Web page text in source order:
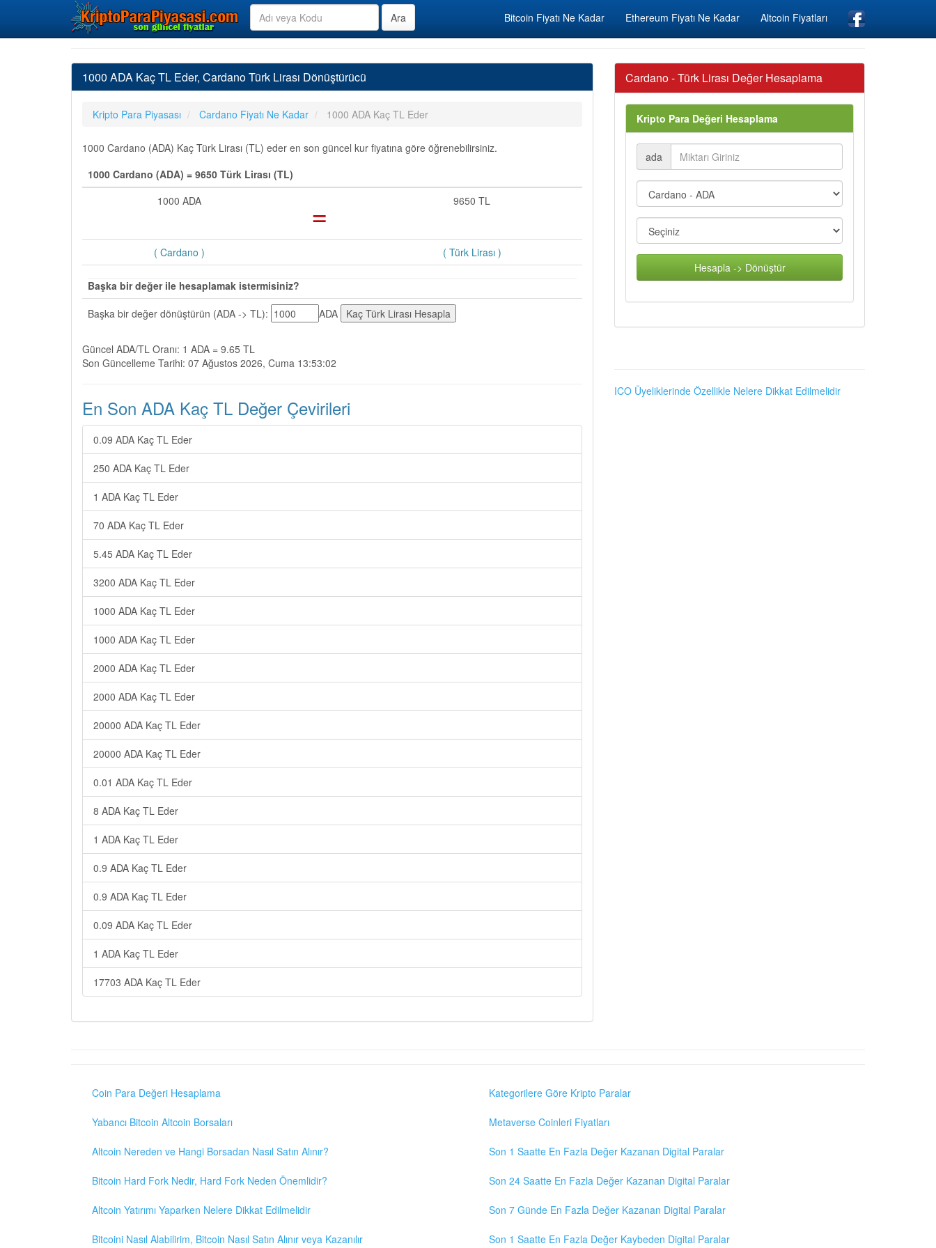
Bitcoin Fiyatı Ne Kadar Ethereum Fiyatı Ne Kadar Altcoin Fiyatları
1000 ADA Kaç TL Eder, Cardano Türk Lirası Dönüştürücü
Kripto Para Piyasası Cardano Fiyatı Ne Kadar 1000 ADA Kaç TL Eder
1000 Cardano (ADA) Kaç Türk Lirası (TL) eder en son güncel kur fiyatına göre öğrenebilirsiniz.
1000 Cardano (ADA) = 9650 Türk Lirası (TL)
1000 ADA
= 9650 TL
( Cardano ) ( Türk Lirası )
Başka bir değer ile hesaplamak istermisiniz?
Başka bir değer dönüştürün (ADA -> TL):
ADA
Güncel ADA/TL Oranı: 1 ADA = 9.65 TL
Son Güncelleme Tarihi: 07 Ağustos 2026, Cuma 13:53:02
En Son ADA Kaç TL Değer Çevirileri
0.09 ADA Kaç TL Eder
250 ADA Kaç TL Eder
1 ADA Kaç TL Eder
70 ADA Kaç TL Eder
5.45 ADA Kaç TL Eder
3200 ADA Kaç TL Eder
1000 ADA Kaç TL Eder
1000 ADA Kaç TL Eder
2000 ADA Kaç TL Eder
2000 ADA Kaç TL Eder
20000 ADA Kaç TL Eder
20000 ADA Kaç TL Eder
0.01 ADA Kaç TL Eder
8 ADA Kaç TL Eder
1 ADA Kaç TL Eder
0.9 ADA Kaç TL Eder
0.9 ADA Kaç TL Eder
0.09 ADA Kaç TL Eder
1 ADA Kaç TL Eder
17703 ADA Kaç TL Eder
Cardano - Türk Lirası Değer Hesaplama
Kripto Para Değeri Hesaplama
ada
Hesapla -> Dönüştür
ICO Üyeliklerinde Özellikle Nelere Dikkat Edilmelidir
Coin Para Değeri Hesaplama
Yabancı Bitcoin Altcoin Borsaları
Altcoin Nereden ve Hangi Borsadan Nasıl Satın Alınır?
Bitcoin Hard Fork Nedir, Hard Fork Neden Önemlidir?
Altcoin Yatırımı Yaparken Nelere Dikkat Edilmelidir
Bitcoini Nasıl Alabilirim, Bitcoin Nasıl Satın Alınır veya Kazanılır
Kategorilere Göre Kripto Paralar
Metaverse Coinleri Fiyatları
Son 1 Saatte En Fazla Değer Kazanan Digital Paralar
Son 24 Saatte En Fazla Değer Kazanan Digital Paralar
Son 7 Günde En Fazla Değer Kazanan Digital Paralar
Son 1 Saatte En Fazla Değer Kaybeden Digital Paralar